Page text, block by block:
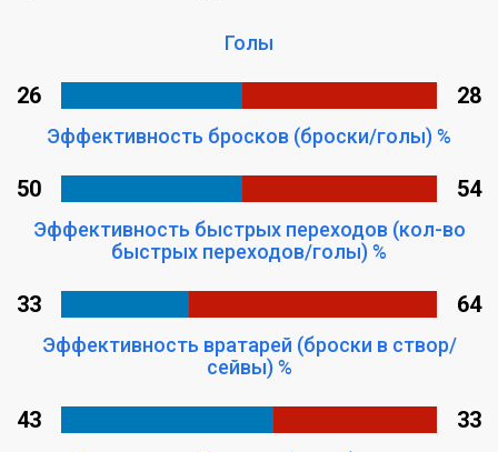
Голы
26 28
Эффективность бросков (броски/голы) %
50 54
Эффективность быстрых переходов (кол-во
быстрых переходов/голы) %
33 64
Эффективность вратарей (броски в створ/
сейвы) %
43 33